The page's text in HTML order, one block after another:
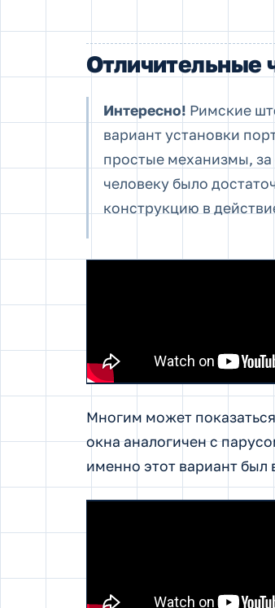
Отличительные
Интересно! Римские
вариант установки
простые механизмы,
человеку было
конструкцию в
Многим может
окна аналогичен с
именно этот вариант был